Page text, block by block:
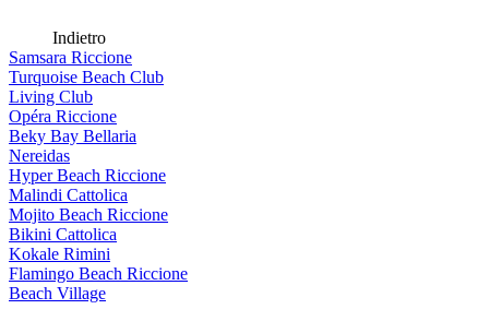
Indietro
Samsara Riccione
Turquoise Beach Club
Living Club
Opéra Riccione
Beky Bay Bellaria
Nereidas
Hyper Beach Riccione
Malindi Cattolica
Mojito Beach Riccione
Bikini Cattolica
Kokale Rimini
Flamingo Beach Riccione
Beach Village